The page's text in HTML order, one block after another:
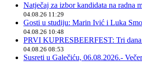
Natječaj za izbor kandidata na radna
04.08.26 11:29
Gosti u studiju: Marin Ivić i Luka
04.08.26 10:48
PRVI KUPRESBEERFEST: Tri
04.08.26 08:53
Susreti u Galečiću, 06.08.2026.-